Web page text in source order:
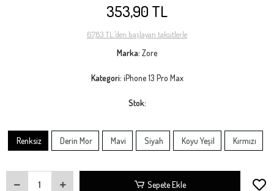
353,90 TL
67,83 TL 'den başlayan taksitlerle
Marka: Zore
Kategori: iPhone 13 Pro Max
Stok:
Renksiz Derin Mor Mavi Siyah Koyu Yeşil Kırmızı
Sepete Ekle